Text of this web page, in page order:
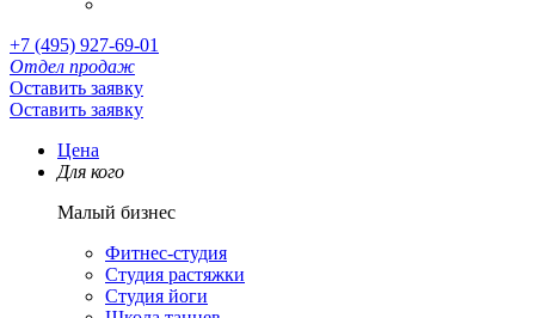
+7 (495) 927-69-01
Отдел продаж
Оставить заявку
Оставить заявку
Цена
Для кого
Малый бизнес
Фитнес-студия
Студия растяжки
Студия йоги